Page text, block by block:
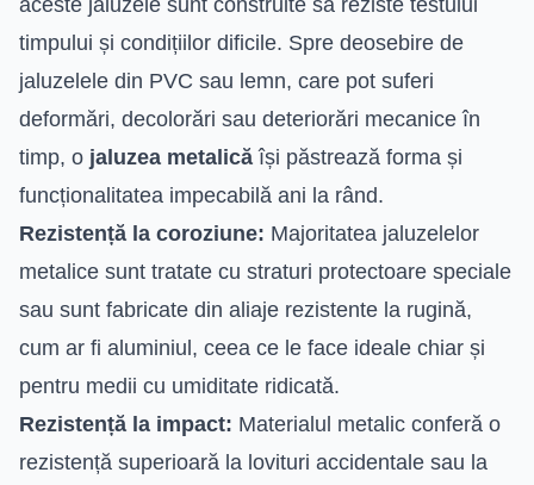
timpului și condițiilor dificile. Spre deosebire de
jaluzelele din PVC sau lemn, care pot suferi
deformări, decolorări sau deteriorări mecanice în
timp, o jaluzea metalică își păstrează forma și
funcționalitatea impecabilă ani la rând.
Rezistență la coroziune: Majoritatea jaluzelelor
metalice sunt tratate cu straturi protectoare speciale
sau sunt fabricate din aliaje rezistente la rugină,
cum ar fi aluminiul, ceea ce le face ideale chiar și
pentru medii cu umiditate ridicată.
Rezistență la impact: Materialul metalic conferă o
rezistență superioară la lovituri accidentale sau la